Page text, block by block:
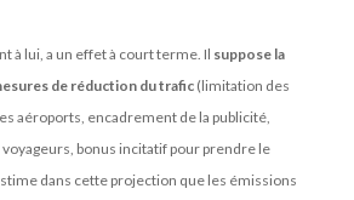
à lui, a un effet à court terme. Il suppose la
de réduction du trafic(limitation des
aéroports, encadrement de la publicité,
bonus incitatif pour prendre le
dans cette projection que les émissions